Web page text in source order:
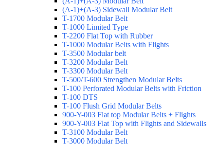
(A-1)+(A-3) Sidewall Modular Belt
T-1700 Modular Belt
T-1000 Limited Type
T-2200 Flat Top with Rubber
T-1000 Modular Belts with Flights
T-3500 Modular belt
T-3200 Modular Belt
T-3300 Modular Belt
T-500/T-600 Strengthen Modular Belts
T-100 Perforated Modular Belts with Friction
T-100 DTS
T-100 Flush Grid Modular Belts
900-Y-003 Flat top Modular Belts + Flights
900-Y-003 Flat Top with Flights and Sidewalls
T-3100 Modular Belt
T-3000 Modular Belt